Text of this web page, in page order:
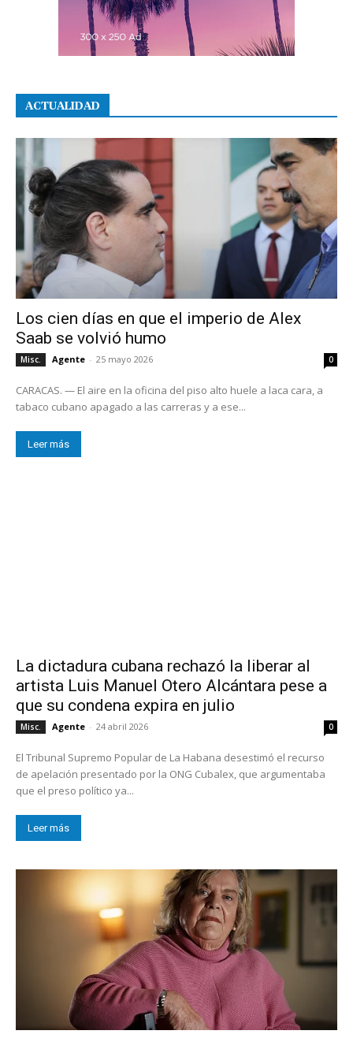
ACTUALIDAD
Los cien días en que el imperio de Alex
Saab se volvió humo
Misc. Agente - 25 mayo 2026 0
CARACAS. — El aire en la oficina del piso alto huele a laca cara, a
tabaco cubano apagado a las carreras y a ese...
Leer más
La dictadura cubana rechazó la liberar al
artista Luis Manuel Otero Alcántara pese a
que su condena expira en julio
Misc. Agente - 24 abril 2026 0
El Tribunal Supremo Popular de La Habana desestimó el recurso
de apelación presentado por la ONG Cubalex, que argumentaba
que el preso político ya...
Leer más